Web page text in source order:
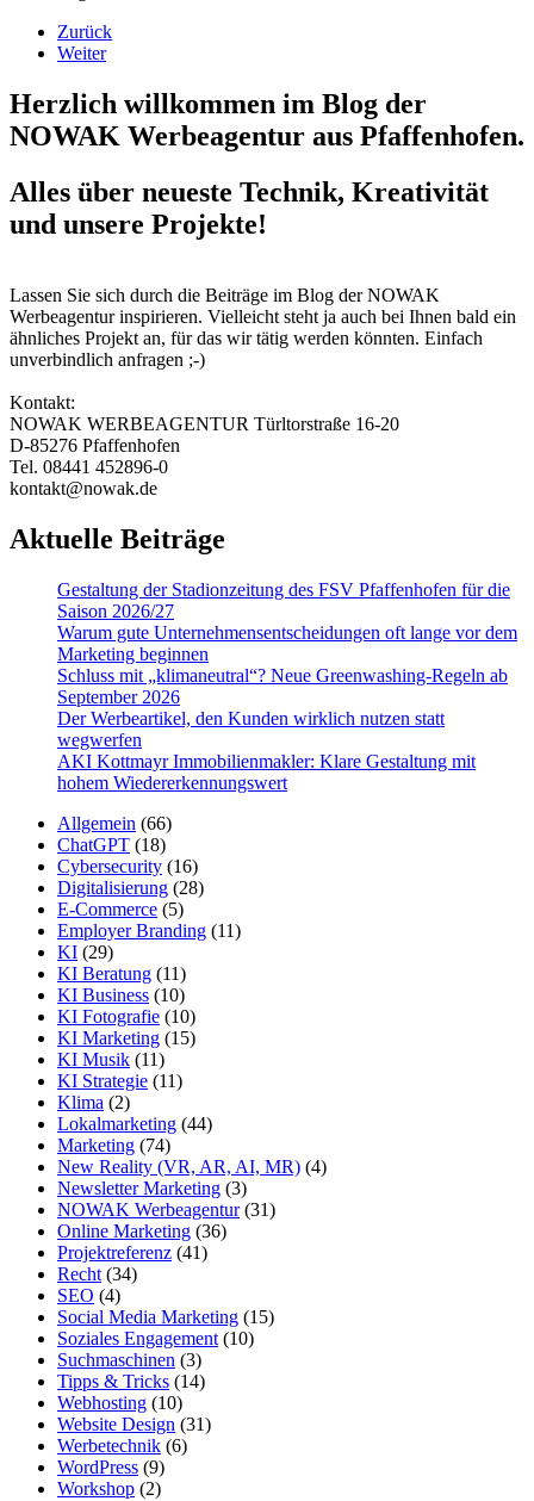
Zurück
Weiter
Herzlich willkommen im Blog der
NOWAK Werbeagentur aus Pfaffenhofen.
Alles über neueste Technik, Kreativität
und unsere Projekte!
Lassen Sie sich durch die Beiträge im Blog der NOWAK
Werbeagentur inspirieren. Vielleicht steht ja auch bei Ihnen bald ein
ähnliches Projekt an, für das wir tätig werden könnten. Einfach
unverbindlich anfragen ;-)
Kontakt:
NOWAK WERBEAGENTUR Türltorstraße 16-20
D-85276 Pfaffenhofen
Tel. 08441 452896-0
kontakt@nowak.de
Aktuelle Beiträge
Gestaltung der Stadionzeitung des FSV Pfaffenhofen für die
Saison 2026/27
Warum gute Un­ter­nehmens­entschei­dungen oft lange vor dem
Marketing beginnen
Schluss mit „klimaneutral“? Neue Greenwashing-Regeln ab
September 2026
Der Werbeartikel, den Kunden wirklich nutzen statt
wegwerfen
AKI Kottmayr Immobilienmakler: Klare Gestaltung mit
hohem Wiedererkennungswert
Allgemein (66)
ChatGPT (18)
Cybersecurity (16)
Digitalisierung (28)
E-Commerce (5)
Employer Branding (11)
KI (29)
KI Beratung (11)
KI Business (10)
KI Fotografie (10)
KI Marketing (15)
KI Musik (11)
KI Strategie (11)
Klima (2)
Lokalmarketing (44)
Marketing (74)
New Reality (VR, AR, AI, MR) (4)
Newsletter Marketing (3)
NOWAK Werbeagentur(31)
Online Marketing (36)
Projektreferenz (41)
Recht (34)
SEO (4)
Social Media Marketing (15)
Soziales Engagement (10)
Suchmaschinen (3)
Tipps & Tricks (14)
Webhosting (10)
Website Design (31)
Werbetechnik (6)
WordPress (9)
Workshop (2)